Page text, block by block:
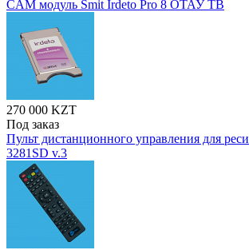
CAM модуль Smit Irdeto Pro 8 ОТАУ ТВ
270 000 KZT
Под заказ
Пульт дистанционного управления для
3281SD v.3